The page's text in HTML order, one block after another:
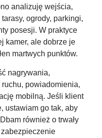
analizuję wejścia,
ogrody, parkingi,
posesji. W praktyce
kamer, ale dobrze je
martwych punktów.
nagrywania,
powiadomienia,
mobilną. Jeśli klient
ustawiam go tak, aby
również o trwały